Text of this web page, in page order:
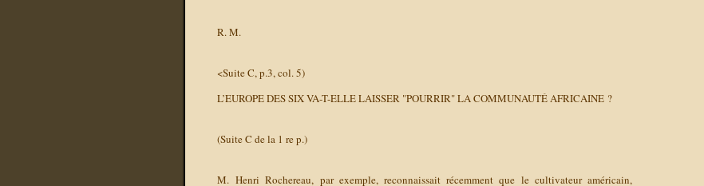
R. M.
<Suite C, p.3, col. 5)
L’EUROPE DES SIX VA-T-ELLE LAISSER "POURRIR" LA COMMUNAUTÉ AFRICAINE ?
(Suite C de la 1 re p.)
M. Henri Rochereau, par exemple, reconnaissait récemment que le cultivateur américain,